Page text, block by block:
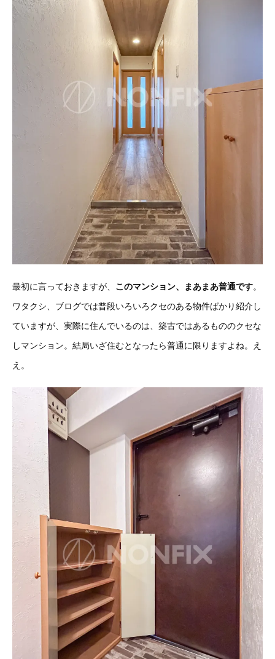
最初に言っておきますが、 このマンション、まあまあ普通です。
ワタクシ、ブログでは普段いろいろクセのある物件ばかり紹介し
ていますが、実際に住んでいるのは、築古ではあるもののクセな
しマンション。結局いざ住むとなったら普通に限りますよね。え
え。